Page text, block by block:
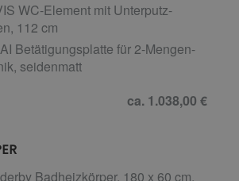
WC-Element mit Unterputz-
112 cm
Betätigungsplatte für 2-Mengen-
seidenmatt
ca. 1.038,00 €
Badheizkörper, 180 x 60 cm,